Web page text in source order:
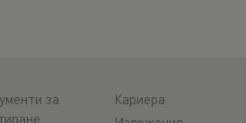
за
Кариера